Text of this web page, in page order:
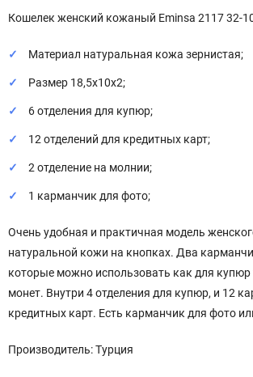
Кошелек женский кожаный Eminsa 2117 32-
Материал натуральная кожа зернистая;
Размер 18,5х10х2;
6 отделения для купюр;
12 отделений для кредитных карт;
2 отделение на молнии;
1 карманчик для фото;
Очень удобная и практичная модель
натуральной кожи на кнопках. Два
которые можно использовать как для купюр
монет. Внутри 4 отделения для купюр, и 12
кредитных карт. Есть карманчик для фото
Производитель: Турция